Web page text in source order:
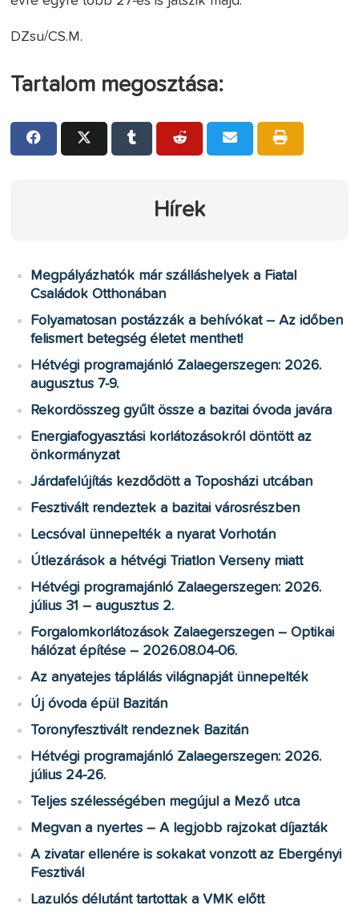
DZsu/CS.M.
Tartalom megosztása:
Hírek
Megpályázhatók már szálláshelyek a Fiatal
Családok Otthonában
Folyamatosan postázzák a behívókat – Az időben
felismert betegség életet menthet!
Hétvégi programajánló Zalaegerszegen: 2026.
augusztus 7-9.
Rekordösszeg gyűlt össze a bazitai óvoda javára
Energiafogyasztási korlátozásokról döntött az
önkormányzat
Járdafelújítás kezdődött a Toposházi utcában
Fesztivált rendeztek a bazitai városrészben
Lecsóval ünnepelték a nyarat Vorhotán
Útlezárások a hétvégi Triatlon Verseny miatt
Hétvégi programajánló Zalaegerszegen: 2026.
július 31 – augusztus 2.
Forgalomkorlátozások Zalaegerszegen – Optikai
hálózat építése – 2026.08.04-06.
Az anyatejes táplálás világnapját ünnepelték
Új óvoda épül Bazitán
Toronyfesztivált rendeznek Bazitán
Hétvégi programajánló Zalaegerszegen: 2026.
július 24-26.
Teljes szélességében megújul a Mező utca
Megvan a nyertes – A legjobb rajzokat díjazták
A zivatar ellenére is sokakat vonzott az Ebergényi
Fesztivál
Lazulós délutánt tartottak a VMK előtt